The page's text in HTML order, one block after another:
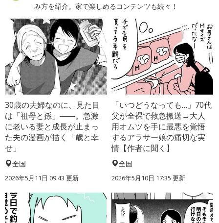
み方を紹介。家で楽しめるコンテンツも続々！
30歳の夫婦なのに、見た目
は「祖母と孫」――。急激
に老いる妻と成長が止まっ
た夫の漫画が描く「歳と幸
せ」
全国
2026年5月11日 09:43 更新
「いつどうなっても…」70代
父が全裸で救急搬送→大人
用オムツを手に最悪を覚悟
するアラサー娘の痛切な実
情【作者に聞く】
全国
2026年5月10日 17:35 更新